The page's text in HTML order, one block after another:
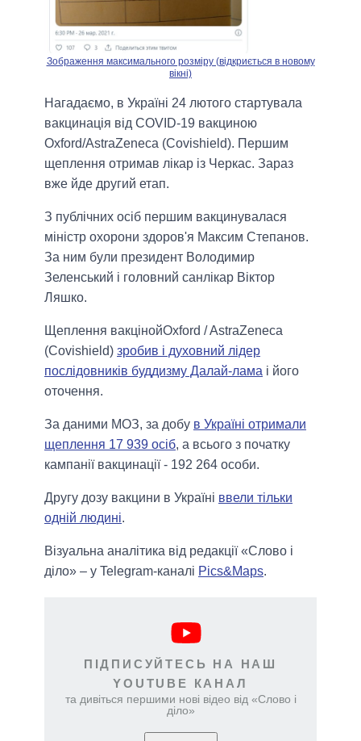
Зображення максимального розміру (відкриється в новому
вікні)
Нагадаємо, в Україні 24 лютого стартувала
вакцинація від COVID-19 вакциною
Oxford/AstraZeneca (Covishield). Першим
щеплення отримав лікар із Черкас. Зараз
вже йде другий етап.
З публічних осіб першим вакцинувалася
міністр охорони здоров'я Максим Степанов.
За ним були президент Володимир
Зеленський і головний санлікар Віктор
Ляшко.
Щеплення вакцінойOxford / AstraZeneca
(Covishield) зробив і духовний лідер
послідовників буддизму Далай-лама і його
оточення.
За даними МОЗ, за добу в Україні отримали
щеплення 17 939 осіб, а всього з початку
кампанії вакцинації - 192 264 особи.
Другу дозу вакцини в Україні ввели тільки
одній людині.
Візуальна аналітика від редакції «Слово і
діло» – у Telegram-каналі Pics&Maps.
ПІДПИСУЙТЕСЬ НА НАШ
YOUTUBE КАНАЛ
та дивіться першими нові відео від «Слово і
діло»